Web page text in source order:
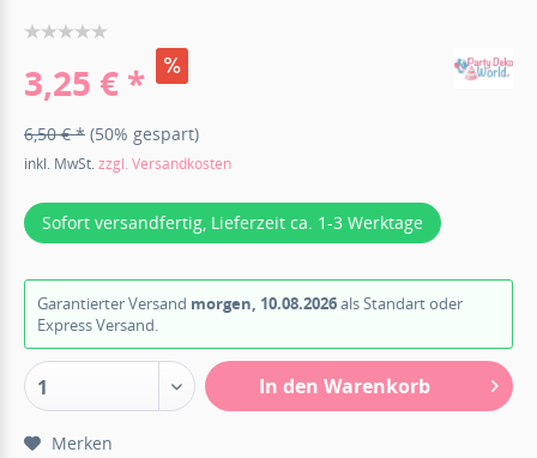
3,25 € *
6,50 € * (50% gespart)
inkl. MwSt.zzgl. Versandkosten
Sofort versandfertig, Lieferzeit ca. 1-3 Werktage
Garantierter Versand morgen, 10.08.2026als Standart oder
Express Versand.
1 In den Warenkorb
Merken